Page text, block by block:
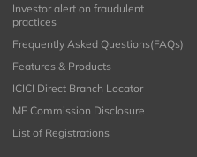
Investor alert on fraudulent
practices
Frequently Asked Questions(FAQs)
Features & Products
ICICI Direct Branch Locator
MF Commission Disclosure
List of Registrations